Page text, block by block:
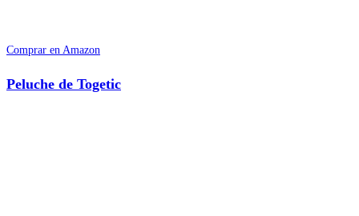
Comprar en Amazon
Peluche de Togetic